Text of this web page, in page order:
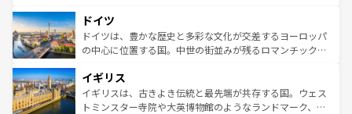
せる。地方によって風土や気候が異なるスペインはその個
性で訪れる人を魅了する。 なお、新着のスペイン情報は コ
ンテンツ一覧を参照してほしい。
で、幅広い魅力が詰まっている。華麗な宮殿、歴史的な大
聖堂、美しいビーチ、そして豊かな自然が、訪れる者を心
から魅了する。また、フランスは美食の国としても知ら
いる。シャンパンの発祥地であるランス、プロヴァンスの
香り高いラベンダー畑など、多彩な楽しみ方が可能だ。さ
らに、パリ以外の地域にも魅力が溢れており、どの街角に
ドイツ
ドイツは、豊かな歴史と多彩な文化が交差するヨーロッパ
の中心に位置する国。中世の街並みが残るロマンチック街
顔を持つこの国は、どこを歩いても飽きることがない。ベ
ルリンの文化的活気、バイエルン州のアルプスの絶景、そ
してライン川沿いのワイン畑といった風景は必見。ビール
イギリス
イギリスは、古きよき伝統と最先端が共存する国。ウェス
トミンスター寺院や大英博物館のようなランドマーク、歴